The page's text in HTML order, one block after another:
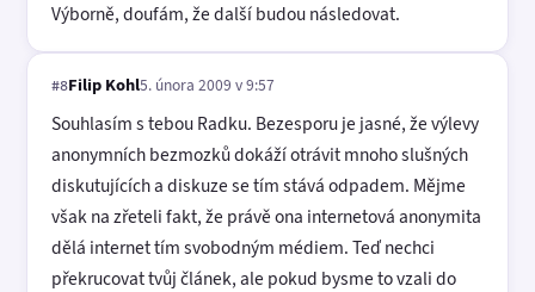
Výborně, doufám, že další budou následovat.
#8Filip Kohl5. února 2009 v 9:57
Souhlasím s tebou Radku. Bezesporu je jasné, že výlevy
anonymních bezmozků dokáží otrávit mnoho slušných
diskutujících a diskuze se tím stává odpadem. Mějme
však na zřeteli fakt, že právě ona internetová anonymita
dělá internet tím svobodným médiem. Teď nechci
překrucovat tvůj článek, ale pokud bysme to vzali do